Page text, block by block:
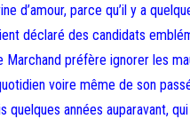
d’amour, parce qu’il y a
déclaré des candidats
préfère ignorer les
voire même de son
quelques années auparavant,